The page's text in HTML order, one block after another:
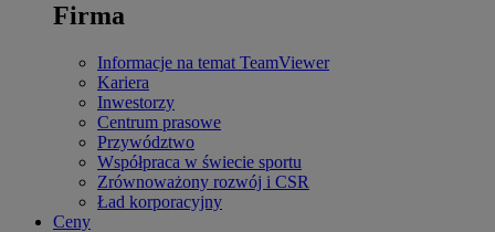
Firma
Informacje na temat TeamViewer
Kariera
Inwestorzy
Centrum prasowe
Przywództwo
Współpraca w świecie sportu
Zrównoważony rozwój i CSR
Ład korporacyjny
Ceny